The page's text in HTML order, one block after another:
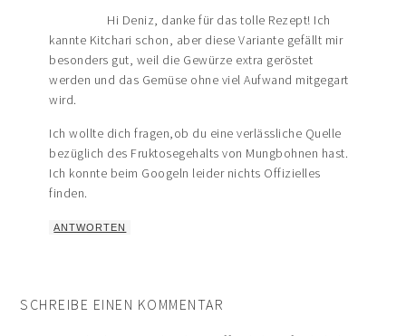
Hi Deniz, danke für das tolle Rezept! Ich
kannte Kitchari schon, aber diese Variante gefällt mir
besonders gut, weil die Gewürze extra geröstet
werden und das Gemüse ohne viel Aufwand mitgegart
wird.
Ich wollte dich fragen,ob du eine verlässliche Quelle
bezüglich des Fruktosegehalts von Mungbohnen hast.
Ich konnte beim Googeln leider nichts Offizielles
finden.
ANTWORTEN
SCHREIBE EINEN KOMMENTAR